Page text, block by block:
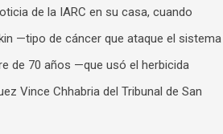
de la IARC en su casa, cuando
—tipo de cáncer que ataque el sistema
de 70 años —que usó el herbicida
Vince Chhabria del Tribunal de San